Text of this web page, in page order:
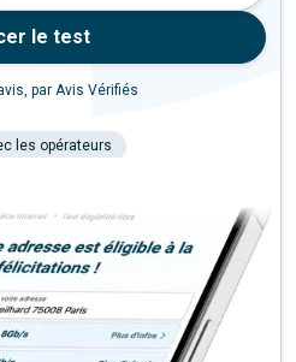
le test
par Avis Vérifiés
les opérateurs